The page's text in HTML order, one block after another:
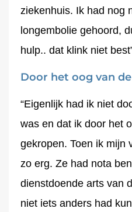
ziekenhuis. Ik had nog
longembolie gehoord,
hulp.. dat klink niet
Door het oog van
“Eigenlijk had ik niet
was en dat ik door het
gekropen. Toen ik mijn
zo erg. Ze had nota
dienstdoende arts van
niet iets anders had